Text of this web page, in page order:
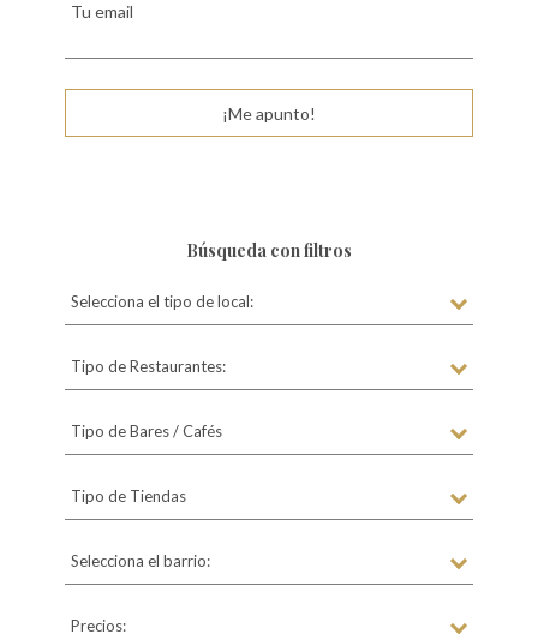
Tu email
¡Me apunto!
Búsqueda con filtros
Selecciona el tipo de local:
Tipo de Restaurantes:
Tipo de Bares / Cafés
Tipo de Tiendas
Selecciona el barrio:
Precios: